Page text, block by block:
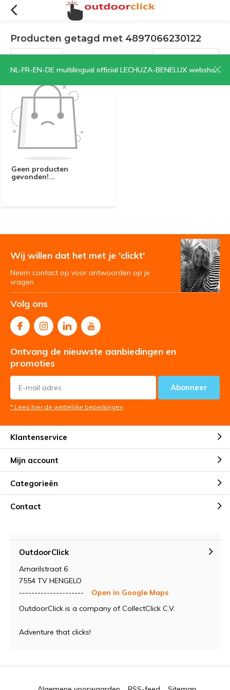
NL-FR-EN-DE multilingual official LECHUZA-BENELUX webshop | CLICK HERE NOW!
Producten getagd met 4897066230122
Filters Sorteren op:
Geen producten
gevonden!...
Wij willen dat het met je 'clickt'
Neem contact op voor antwoorden op je
vragen
Volg ons
Ontvang de nieuwste aanbiedingen en
promoties
Abonneer
* Lees hier de wettelijke beperkingen
Klantenservice
Mijn account
Categorieën
Contact
OutdoorClick
Amarilstraat 6
7554 TV HENGELO
---------------------
Open in Google Maps
OutdoorClick is a company of CollectClick C.V.
Adventure that clicks!